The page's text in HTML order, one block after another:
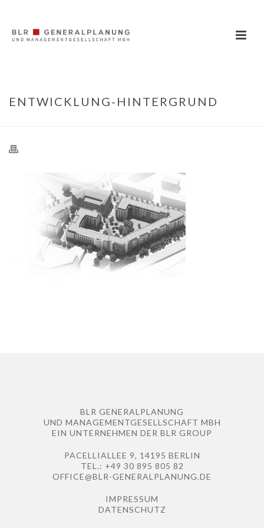
ENTWICKLUNG-HINTERGRUND
BLR GENERALPLANUNG
UND MANAGEMENTGESELLSCHAFT MBH
EIN UNTERNEHMEN DER BLR GROUP
PACELLIALLEE 9, 14195 BERLIN
TEL.: +49 30 895 805 82
OFFICE@BLR-GENERALPLANUNG.DE
IMPRESSUM
DATENSCHUTZ